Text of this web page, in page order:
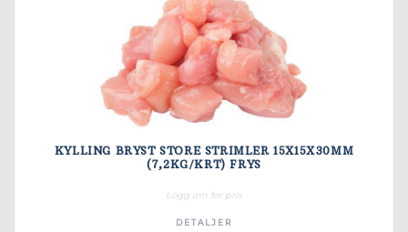
KYLLING BRYST STORE STRIMLER 15X15X30MM
(7,2KG/KRT) FRYS
Logg inn for pris
DETALJER